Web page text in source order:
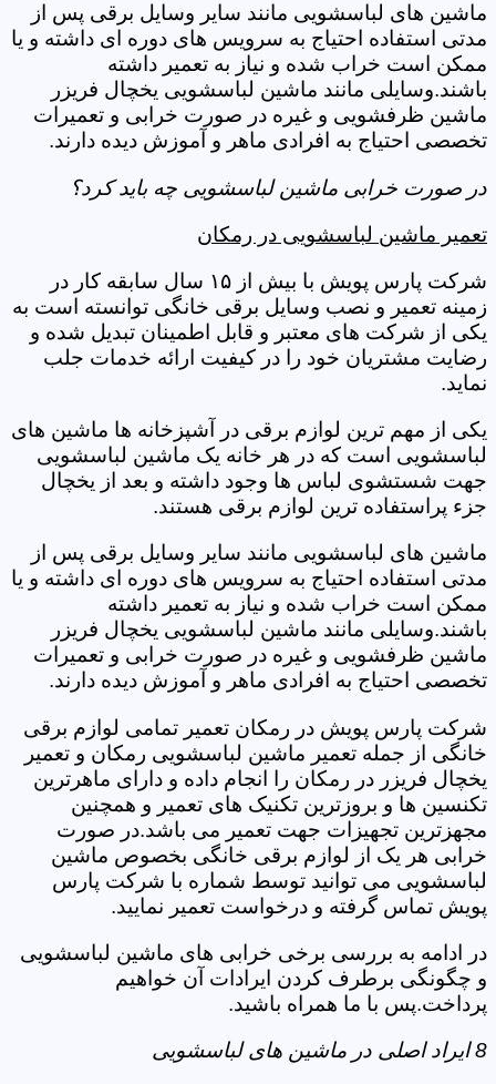
ماشین های لباسشویی مانند سایر وسایل برقی پس از
مدتی استفاده احتیاج به سرویس های دوره ای داشته و یا
ممکن است خراب شده و نیاز به تعمیر داشته
باشند.وسایلی مانند ماشین لباسشویی یخچال فریزر
ماشین ظرفشویی و غیره در صورت خرابی و تعمیرات
تخصصی احتیاج به افرادی ماهر و آموزش دیده دارند.
در صورت خرابی ماشین لباسشویی چه باید کرد؟
تعمیر ماشین لباسشویی در رمکان
شرکت پارس پویش با بیش از ۱۵ سال سابقه کار در
زمینه تعمیر و نصب وسایل برقی خانگی توانسته است به
یکی از شرکت های معتبر و قابل اطمینان تبدیل شده و
رضایت مشتریان خود را در کیفیت ارائه خدمات جلب
نماید.
یکی از مهم ترین لوازم برقی در آشپزخانه ها ماشین های
لباسشویی است که در هر خانه یک ماشین لباسشویی
جهت شستشوی لباس ها وجود داشته و بعد از یخچال
جزء پراستفاده ترین لوازم برقی هستند.
ماشین های لباسشویی مانند سایر وسایل برقی پس از
مدتی استفاده احتیاج به سرویس های دوره ای داشته و یا
ممکن است خراب شده و نیاز به تعمیر داشته
باشند.وسایلی مانند ماشین لباسشویی یخچال فریزر
ماشین ظرفشویی و غیره در صورت خرابی و تعمیرات
تخصصی احتیاج به افرادی ماهر و آموزش دیده دارند.
شرکت پارس پویش در رمکان تعمیر تمامی لوازم برقی
خانگی از جمله تعمیر ماشین لباسشویی رمکان و تعمیر
یخچال فریزر در رمکان را انجام داده و دارای ماهرترین
تکنسین ها و بروزترین تکنیک های تعمیر و همچنین
مجهزترین تجهیزات جهت تعمیر می باشد.در صورت
خرابی هر یک از لوازم برقی خانگی بخصوص ماشین
لباسشویی می توانید توسط شماره با شرکت پارس
پویش تماس گرفته و درخواست تعمیر نمایید.
در ادامه به بررسی برخی خرابی های ماشین لباسشویی
و چگونگی برطرف کردن ایرادات آن خواهیم
پرداخت.پس با ما همراه باشید.
8 ایراد اصلی در ماشین های لباسشویی